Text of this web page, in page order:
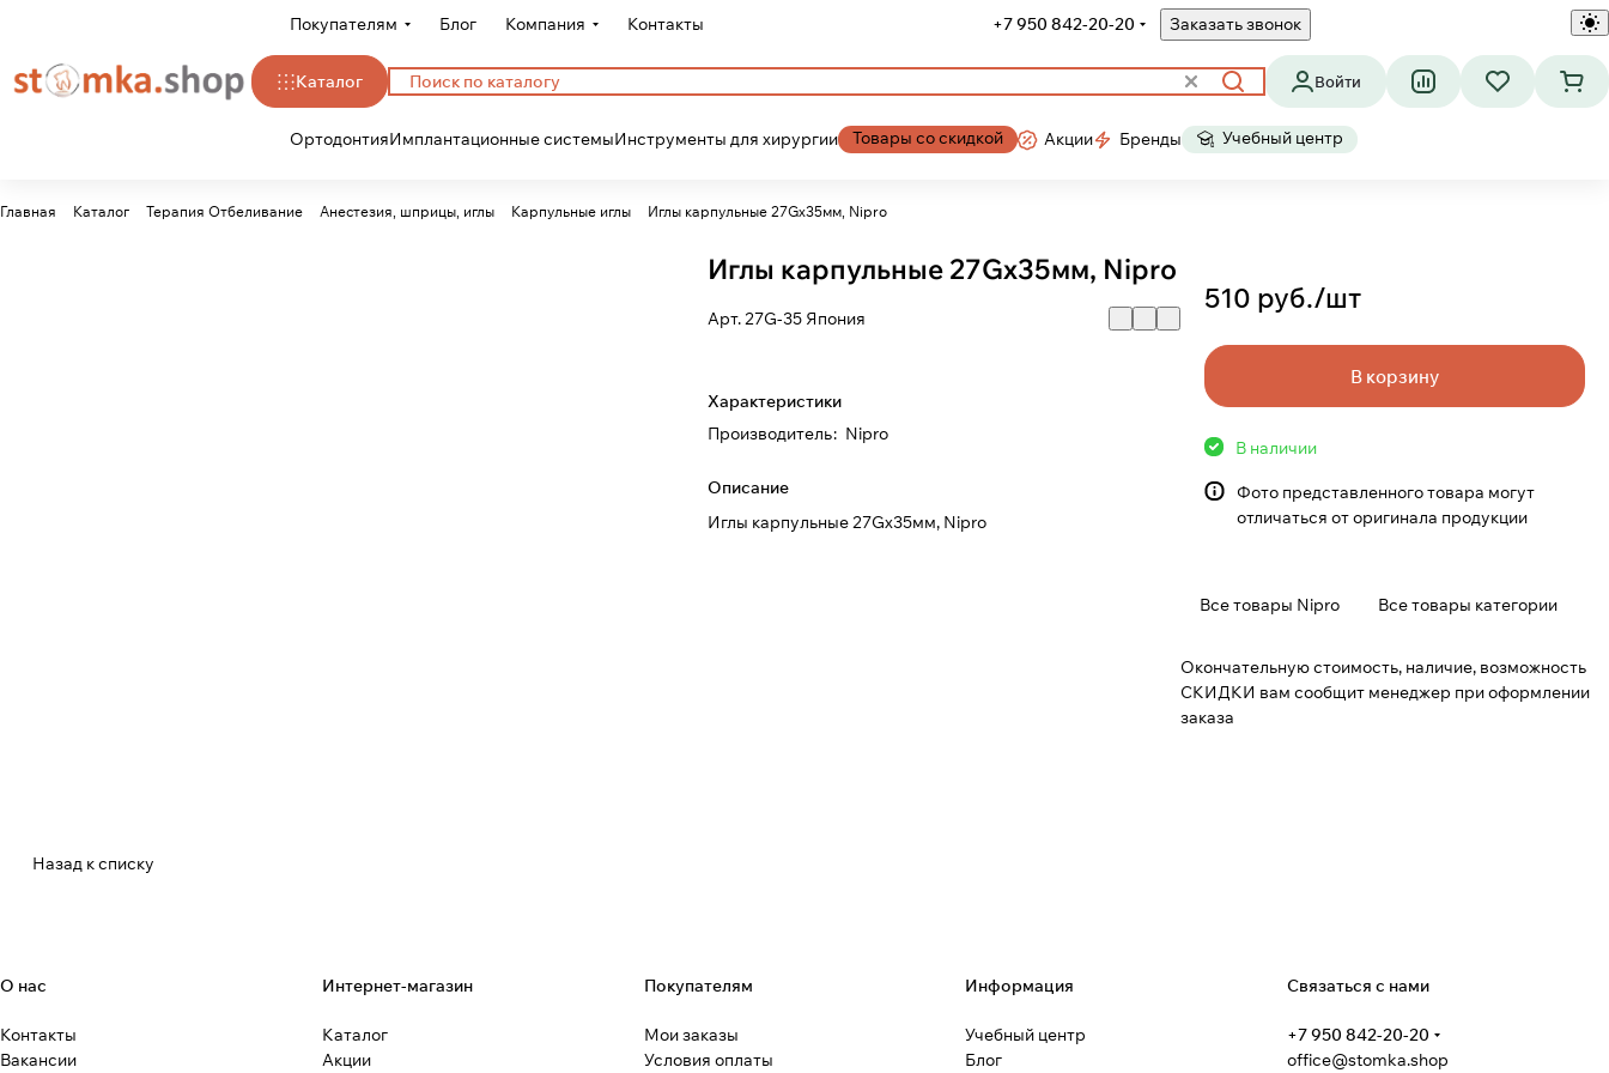
Покупателям Блог Компания Контакты +7 950 842-20-20 Заказать звонок
Каталог Войти
ОртодонтияИмплантационные системыИнструменты для хирургии Товары со скидкой Акции Бренды Учебный центр
Главная Каталог Терапия Отбеливание Анестезия, шприцы, иглы Карпульные иглы Иглы карпульные 27Gх35мм, Nipro
Иглы карпульные 27Gх35мм, Nipro
Арт.27G-35 Япония
Характеристики
Производитель: Nipro
Описание
Иглы карпульные 27Gх35мм, Nipro
510 руб./шт
В корзину
В наличии
Фото представленного товара могут
отличаться от оригинала продукции
Все товары Nipro Все товары категории
Окончательную стоимость, наличие, возможность
СКИДКИ вам сообщит менеджер при оформлении
заказа
Назад к списку
О нас
Контакты
Вакансии
Интернет-магазин
Каталог
Акции
Покупателям
Мои заказы
Условия оплаты
Информация
Учебный центр
Блог
Связаться с нами
+7 950 842-20-20
office@stomka.shop